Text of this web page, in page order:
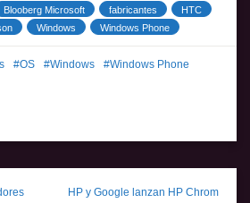
Blooberg Microsoft fabricantes
HTC
Windows Windows Phone
OS Windows
Windows Phone
HP y Google lanzan HP Chrom